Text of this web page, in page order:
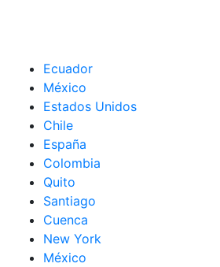
Ecuador
México
Estados Unidos
Chile
España
Colombia
Quito
Santiago
Cuenca
New York
México